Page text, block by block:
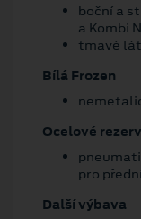
boční a
a Kombi
tmavé
Bílá Frozen
Ocelové
pro
Další výbava